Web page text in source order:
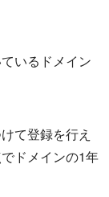
いるドメイン
て登録を行え
ドメインの1年